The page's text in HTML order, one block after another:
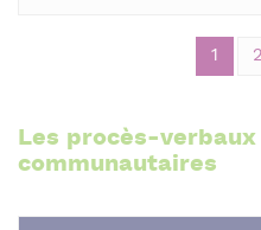
1 2
Les procès-
communautaires